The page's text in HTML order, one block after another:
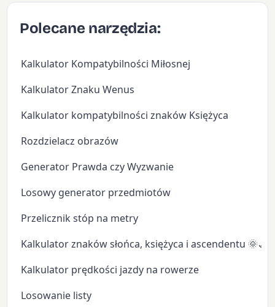
Polecane narzędzia:
Kalkulator Kompatybilności Miłosnej
Kalkulator Znaku Wenus
Kalkulator kompatybilności znaków Księżyca
Rozdzielacz obrazów
Generator Prawda czy Wyzwanie
Losowy generator przedmiotów
Przelicznik stóp na metry
Kalkulator znaków słońca, księżyca i ascendentu
Kalkulator prędkości jazdy na rowerze
Losowanie listy